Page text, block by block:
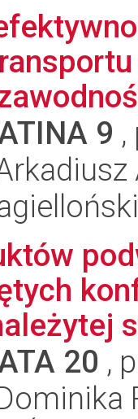
9
20 ,